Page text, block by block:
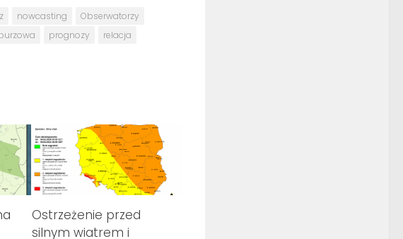
nowcasting
Obserwatorzy
prognozy
relacja
Ostrzeżenie przed
silnym wiatrem i